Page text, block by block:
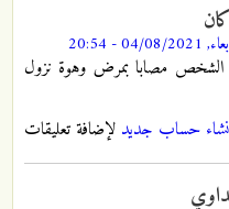
- 20:54
الشخص مصابا بمرض وهوة نزول
حساب جديد لإضافة تعليقات